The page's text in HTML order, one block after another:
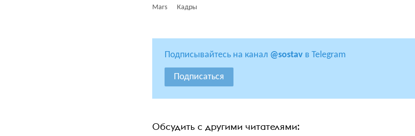
Mars Кадры
Подписывайтесь на канал @sostav в Telegram
Подписаться
Обсудить с другими читателями: